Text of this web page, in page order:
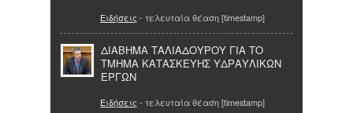
Ειδήσεις - τελευταία θέαση [timestamp]
ΔΙΑΒΗΜΑ ΤΑΛΙΑΔΟΥΡΟΥ ΓΙΑ ΤΟ
ΤΜΗΜΑ ΚΑΤΑΣΚΕΥΗΣ ΥΔΡΑΥΛΙΚΩΝ
ΕΡΓΩΝ
Ειδήσεις - τελευταία θέαση [timestamp]